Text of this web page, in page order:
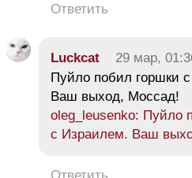
Ответить
Luckcat 29 мар,
Пуйло побил горшки
Ваш выход, Моссад!
oleg_leusenko: Пуйло
с Израилем. Ваш
Ответить